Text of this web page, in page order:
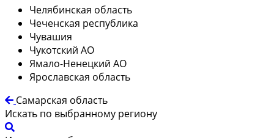
Челябинская область
Чеченская республика
Чувашия
Чукотский АО
Ямало-Ненецкий АО
Ярославская область
Самарская область
Искать по выбранному региону